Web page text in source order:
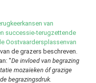
van
successie-terugzettende
Oostvaardersplassenvan
de grazers beschreven.
"De invloed van begrazing
mozaïeken óf grazige
begrazingsdruk.